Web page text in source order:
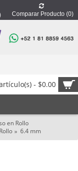
Comparar Producto (0)
- $0.00
en Rollo
6.4 mm